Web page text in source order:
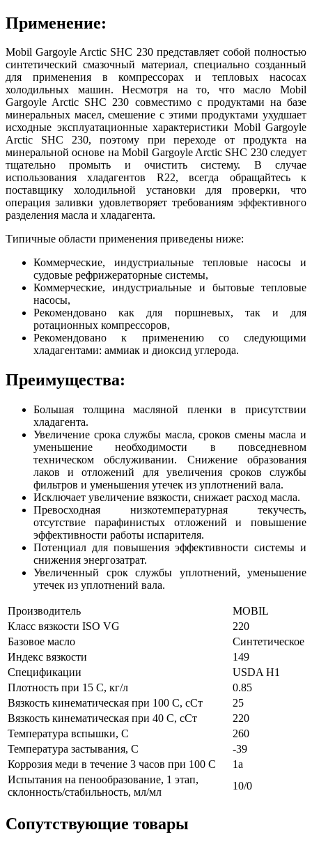
Применение:
Mobil Gargoyle Arctic SHC 230 представляет собой полностью
синтетический смазочный материал, специально созданный
для применения в компрессорах и тепловых насосах
холодильных машин. Несмотря на то, что масло Mobil
Gargoyle Arctic SHC 230 совместимо с продуктами на базе
минеральных масел, смешение с этими продуктами ухудшает
исходные эксплуатационные характеристики Mobil Gargoyle
Arctic SHC 230, поэтому при переходе от продукта на
минеральной основе на Mobil Gargoyle Arctic SHC 230 следует
тщательно промыть и очистить систему. В случае
использования хладагентов R22, всегда обращайтесь к
поставщику холодильной установки для проверки, что
операция заливки удовлетворяет требованиям эффективного
разделения масла и хладагента.
Типичные области применения приведены ниже:
Коммерческие, индустриальные тепловые насосы и
судовые рефрижераторные системы,
Коммерческие, индустриальные и бытовые тепловые
насосы,
Рекомендовано как для поршневых, так и для
ротационных компрессоров,
Рекомендовано к применению со следующими
хладагентами: аммиак и диоксид углерода.
Преимущества:
Большая толщина масляной пленки в присутствии
хладагента.
Увеличение срока службы масла, сроков смены масла и
уменьшение необходимости в повседневном
техническом обслуживании. Снижение образования
лаков и отложений для увеличения сроков службы
фильтров и уменьшения утечек из уплотнений вала.
Исключает увеличение вязкости, снижает расход масла.
Превосходная низкотемпературная текучесть,
отсутствие парафинистых отложений и повышение
эффективности работы испарителя.
Потенциал для повышения эффективности системы и
снижения энергозатрат.
Увеличенный срок службы уплотнений, уменьшение
утечек из уплотнений вала.
Производитель
MOBIL
Класс вязкости ISO VG
220
Базовое масло
Синтетическое
Индекс вязкости
149
Спецификации
USDA H1
Плотность при 15 С, кг/л
0.85
Вязкость кинематическая при 100 С, сСт
25
Вязкость кинематическая при 40 С, сСт
220
Температура вспышки, С
260
Температура застывания, С
-39
Коррозия меди в течение 3 часов при 100 С
1а
Испытания на пенообразование, 1 этап,
склонность/стабильность, мл/мл
10/0
Сопутствующие товары